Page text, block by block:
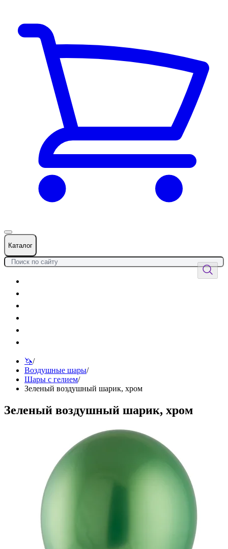
Каталог
🦄/
Воздушные шары/
Шары с гелием/
Зеленый воздушный шарик, хром
Зеленый воздушный шарик, хром